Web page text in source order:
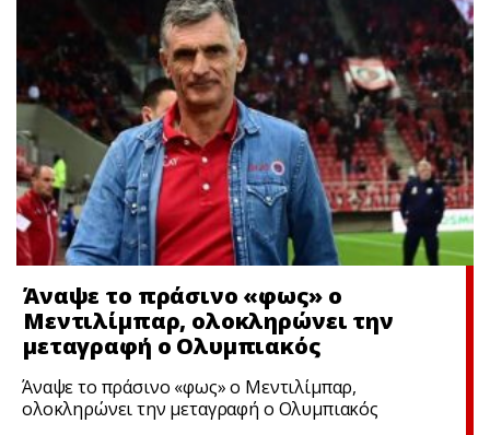
Άναψε το πράσινο «φως» ο
Μεντιλίμπαρ, ολοκληρώνει την
μεταγραφή ο Ολυμπιακός
Άναψε το πράσινο «φως» ο Μεντιλίμπαρ,
ολοκληρώνει την μεταγραφή ο Ολυμπιακός